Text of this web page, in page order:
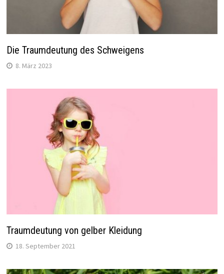
Die Traumdeutung des Schweigens
8. März 2023
Traumdeutung von gelber Kleidung
18. September 2021